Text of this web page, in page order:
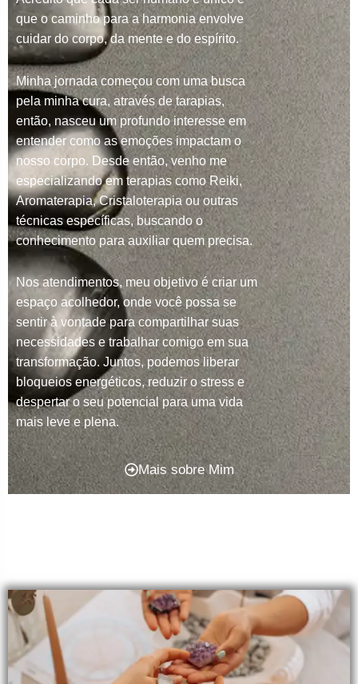
que o caminho para a harmonia envolve
cuidar do corpo, da mente e do espírito.
Minha jornada começou com uma busca
pela minha cura, através de tarapias,
então, nasceu um profundo interesse em
entender como as emoções impactam o
nosso corpo. Desde então, venho me
especializando em terapias como Reiki,
Aromaterapia, Cristaloterapia ou outras
técnicas específicas, buscando o
conhecimento para auxiliar quem precisa.
Nos atendimentos, meu objetivo é criar um
espaço acolhedor, onde você possa se
sentir à vontade para compartilhar suas
necessidades e trabalhar comigo em sua
transformação. Juntos, podemos liberar
bloqueios energéticos, reduzir o stress e
despertar o seu potencial para uma vida
mais leve e plena.
Mais sobre Mim